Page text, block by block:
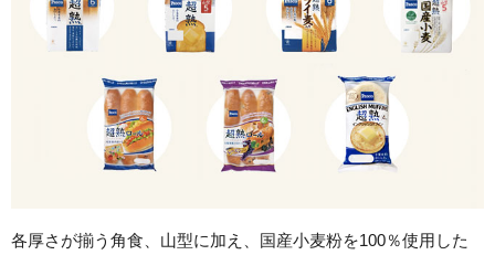
各厚さが揃う角食、山型に加え、国産小麦粉を100％使用した